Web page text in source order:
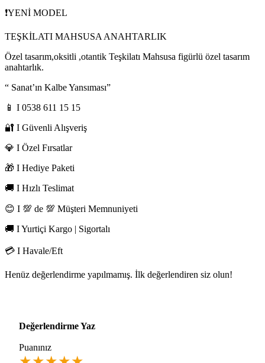
❗️YENİ MODEL
TEŞKİLATI MAHSUSA ANAHTARLIK
Özel tasarım,oksitli ,otantik Teşkilatı Mahsusa figürlü özel tasarım
anahtarlık.
“ Sanat’ın Kalbe Yansıması”
📱 I 0538 611 15 15
🔐 I Güvenli Alışveriş
💎 I Özel Fırsatlar
🎁 I Hediye Paketi
🚚 I Hızlı Teslimat
😊 I 💯 de 💯 Müşteri Memnuniyeti
🚚 I Yurtiçi Kargo | Sigortalı
💳 I Havale/Eft
Henüz değerlendirme yapılmamış. İlk değerlendiren siz olun!
Değerlendirme Yaz
Puanınız